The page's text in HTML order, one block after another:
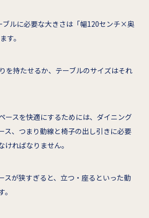
ブルに必要な大きさは「幅120センチ×奥
す。
を持たせるか、テーブルのサイズはそれ
ースを快適にするためには、ダイニング
ス、つまり動線と椅子の出し引きに必要
ければなりません。
スが狭すぎると、立つ・座るといった動